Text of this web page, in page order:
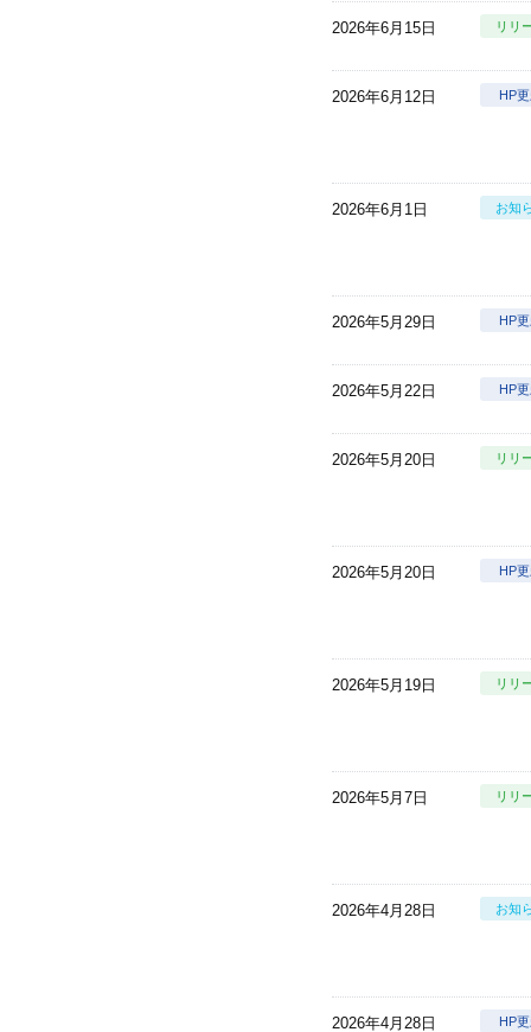
2026年6月15日 リリ
2026年6月12日 HP
2026年6月1日 お知
2026年5月29日 HP
2026年5月22日 HP
2026年5月20日 リリ
2026年5月20日 HP
2026年5月19日 リリ
2026年5月7日 リリ
2026年4月28日 お知
2026年4月28日 HP